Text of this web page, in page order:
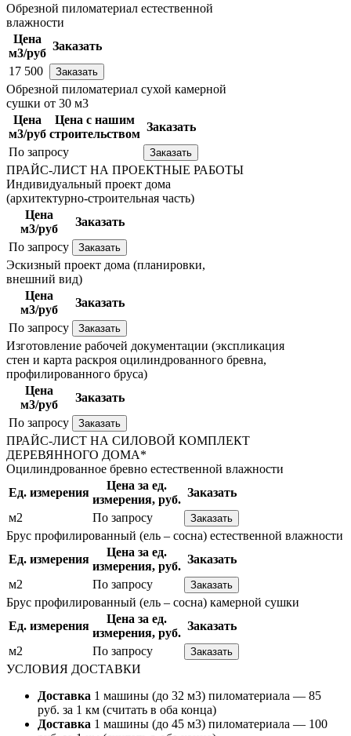
Обрезной пиломатериал естественной
влажности
Цена
м3/руб
Заказать
17 500
Заказать
Обрезной пиломатериал сухой камерной
сушки от 30 м3
Цена
м3/руб
Цена с нашим
строительством
Заказать
По запросу
Заказать
ПРАЙС-ЛИСТ НА ПРОЕКТНЫЕ РАБОТЫ
Индивидуальный проект дома
(архитектурно-строительная часть)
Цена
м3/руб
Заказать
По запросу
Заказать
Эскизный проект дома (планировки,
внешний вид)
Цена
м3/руб
Заказать
По запросу
Заказать
Изготовление рабочей документации (экспликация
стен и карта раскроя оцилиндрованного бревна,
профилированного бруса)
Цена
м3/руб
Заказать
По запросу
Заказать
ПРАЙС-ЛИСТ НА СИЛОВОЙ КОМПЛЕКТ
ДЕРЕВЯННОГО ДОМА*
Оцилиндрованное бревно естественной влажности
Ед. измерения
Цена за ед.
измерения, руб.
Заказать
м2
По запросу Заказать
Брус профилированный (ель – сосна) естественной влажности
Ед. измерения
Цена за ед.
измерения, руб.
Заказать
м2
По запросу Заказать
Брус профилированный (ель – сосна) камерной сушки
Ед. измерения
Цена за ед.
измерения, руб.
Заказать
м2
По запросу Заказать
УСЛОВИЯ ДОСТАВКИ
Доставка 1 машины (до 32 м3) пиломатериала — 85
руб. за 1 км (считать в оба конца)
Доставка 1 машины (до 45 м3) пиломатериала — 100